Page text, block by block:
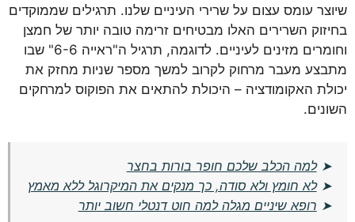
שיוצר עומס עצום על שרירי העיניים שלנו. תרגילים שממוקדים
בחיזוק השרירים האלו מבטיחים זרימה טובה יותר של חמצן
וחומרים מזינים לעיניים. לדוגמה, תרגיל ה"ראייה 6-6" שבו
מתבצע מעבר מרחוק לקרוב למשך מספר שניות מחזק את
יכולת האקומודציה – היכולת להתאים את הפוקוס למרחקים
השונים.
➤למה הכלב שלכם חופר בורות בחצר
➤לא חומץ ולא סודה, כך מנקים את המיקרוגל ללא מאמץ
➤ רופא שיניים מגלה למה חוט דנטלי חשוב יותר